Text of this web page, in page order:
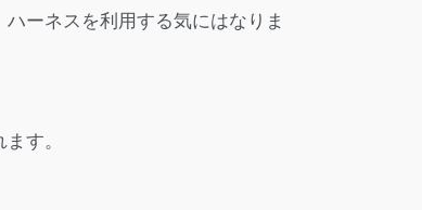
ーネスを利用する気にはなりま
す。